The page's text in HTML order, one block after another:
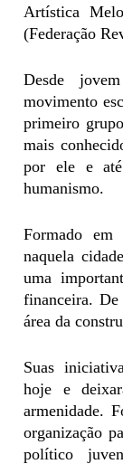
Artística
(Federação
Desde
movimento
primeiro
mais
por ele e
humanismo.
Formado
naquela
uma
financeira. De
área da
Suas
hoje e
armenidade.
organização
político